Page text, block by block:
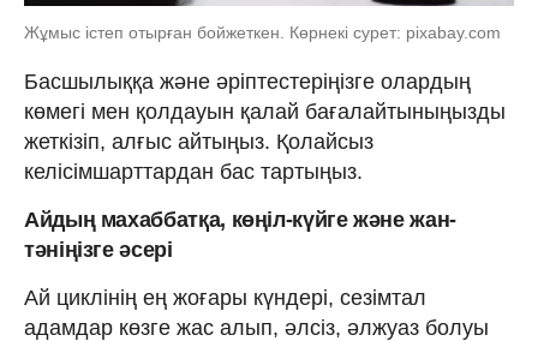
Жұмыс істеп отырған бойжеткен. Көрнекі сурет: pixabay.com
Басшылыққа және әріптестеріңізге олардың
көмегі мен қолдауын қалай бағалайтыныңызды
жеткізіп, алғыс айтыңыз. Қолайсыз
келісімшарттардан бас тартыңыз.
Айдың махаббатқа, көңіл-күйге және жан-
тәніңізге әсері
Ай циклінің ең жоғары күндері, сезімтал
адамдар көзге жас алып, әлсіз, әлжуаз болуы